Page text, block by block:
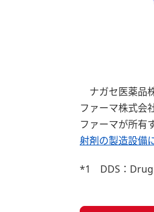
ナガセ医薬品
ファーマ株式会
ファーマが所有
射剤の製造設備
*1 DDS：Drug